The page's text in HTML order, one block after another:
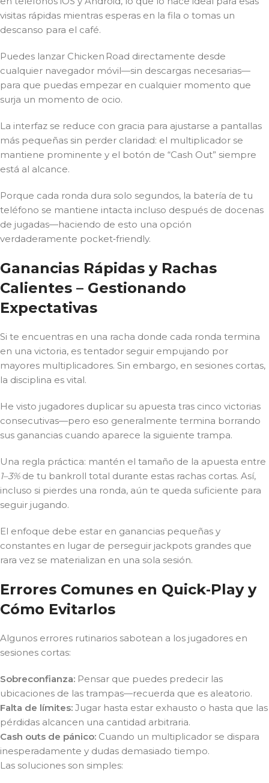
visitas rápidas mientras esperas en la fila o tomas un
descanso para el café.
Puedes lanzar Chicken Road directamente desde
cualquier navegador móvil—sin descargas necesarias—
para que puedas empezar en cualquier momento que
surja un momento de ocio.
La interfaz se reduce con gracia para ajustarse a pantallas
más pequeñas sin perder claridad: el multiplicador se
mantiene prominente y el botón de “Cash Out” siempre
está al alcance.
Porque cada ronda dura solo segundos, la batería de tu
teléfono se mantiene intacta incluso después de docenas
de jugadas—haciendo de esto una opción
verdaderamente pocket‑friendly.
Ganancias Rápidas y Rachas
Calientes – Gestionando
Expectativas
Si te encuentras en una racha donde cada ronda termina
en una victoria, es tentador seguir empujando por
mayores multiplicadores. Sin embargo, en sesiones cortas,
la disciplina es vital.
He visto jugadores duplicar su apuesta tras cinco victorias
consecutivas—pero eso generalmente termina borrando
sus ganancias cuando aparece la siguiente trampa.
Una regla práctica: mantén el tamaño de la apuesta entre
1–3%de tu bankroll total durante estas rachas cortas. Así,
incluso si pierdes una ronda, aún te queda suficiente para
seguir jugando.
El enfoque debe estar en ganancias pequeñas y
constantes en lugar de perseguir jackpots grandes que
rara vez se materializan en una sola sesión.
Errores Comunes en Quick‑Play y
Cómo Evitarlos
Algunos errores rutinarios sabotean a los jugadores en
sesiones cortas:
Sobreconfianza: Pensar que puedes predecir las
ubicaciones de las trampas—recuerda que es aleatorio.
Falta de límites: Jugar hasta estar exhausto o hasta que las
pérdidas alcancen una cantidad arbitraria.
Cash outs de pánico: Cuando un multiplicador se dispara
inesperadamente y dudas demasiado tiempo.
Las soluciones son simples: